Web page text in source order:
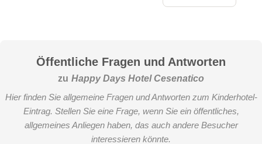
Öffentliche Fragen und Antworten
zu Happy Days Hotel Cesenatico
Hier finden Sie allgemeine Fragen und Antworten zum Kinderhotel-
Eintrag. Stellen Sie eine Frage, wenn Sie ein öffentliches,
allgemeines Anliegen haben, das auch andere Besucher
interessieren könnte.